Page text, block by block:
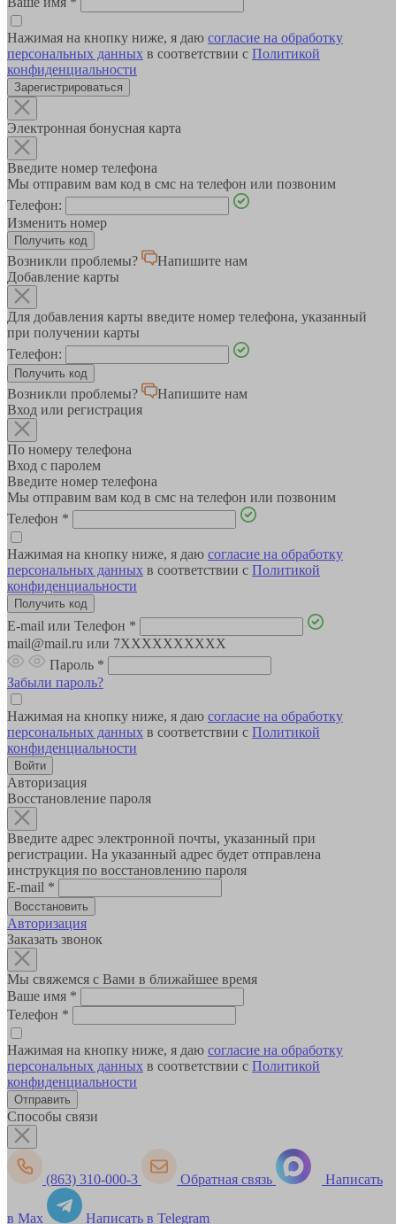
Нажимая на кнопку ниже, я даю согласие на обработку
персональных данных в соответствии с Политикой
конфиденциальности
Зарегистрироваться
Электронная бонусная карта
Введите номер телефона
Мы отправим вам код в смс на телефон или позвоним
Телефон:
Изменить номер
Возникли проблемы?
Напишите нам
Добавление карты
Для добавления карты введите номер телефона, указанный
при получении карты
Телефон:
Возникли проблемы?
Напишите нам
Вход или регистрация
По номеру телефона
Вход с паролем
Введите номер телефона
Мы отправим вам код в смс на телефон или позвоним
Телефон *
Нажимая на кнопку ниже, я даю согласие на обработку
персональных данных в соответствии с Политикой
конфиденциальности
E-mail или Телефон *
mail@mail.ru или 7XXXXXXXXXX
Пароль *
Забыли пароль?
Нажимая на кнопку ниже, я даю согласие на обработку
персональных данных в соответствии с Политикой
конфиденциальности
Авторизация
Восстановление пароля
Введите адрес электронной почты, указанный при
регистрации. На указанный адрес будет отправлена
инструкция по восстановлению пароля
E-mail *
Авторизация
Заказать звонок
Мы свяжемся с Вами в ближайшее время
Ваше имя *
Телефон *
Нажимая на кнопку ниже, я даю согласие на обработку
персональных данных в соответствии с Политикой
конфиденциальности
Способы связи
(863) 310-000-3 Обратная связь Написать
в Max
Написать в Telegram